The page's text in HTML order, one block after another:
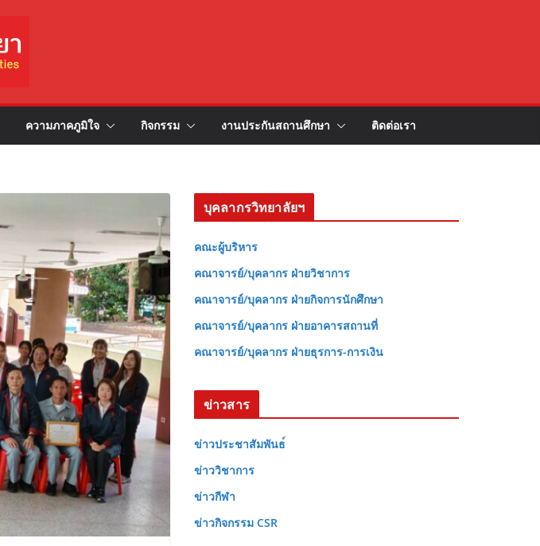
ความภาคภูมิใจ กิจกรรม งานประกันสถานศึกษา ติดต่อเรา
บุคลากรวิทยาลัยฯ
คณะผู้บริหาร
คณาจารย์/บุคลากร ฝ่ายวิชาการ
คณาจารย์/บุคลากร ฝ่ายกิจการนักศึกษา
คณาจารย์/บุคลากร ฝ่ายอาคารสถานที่
คณาจารย์/บุคลากร ฝ่ายธุรการ-การเงิน
ข่าวสาร
ข่าวประชาสัมพันธ
ข่าววิชาการ
ข่าวกีฬา
ข่าวกิจกรรม CSR